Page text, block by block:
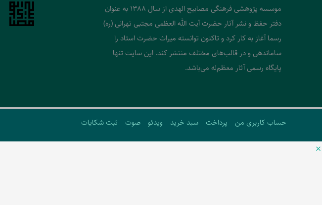
موسسه پژوهشی فرهنگی مصابیح الهدی از سال 1388 به عنوان
دفتر حفظ و نشر آثار حضرت آیت الله العظمی مجتبی تهرانی (ره)
رسما آغاز به کار کرد و تاکنون توانسته میراث حضرت استاد را
ساماندهی و در قالب‌های مختلف منتشر کند. این سایت تنها
پایگاه رسمی آثار معظم‌له می‌باشد.
حساب کاربری من پرداخت سبد خرید ویدئو صوت ثبت شکایات